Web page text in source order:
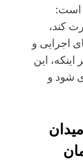
است:
کند،
اجرایی و
این
شود و